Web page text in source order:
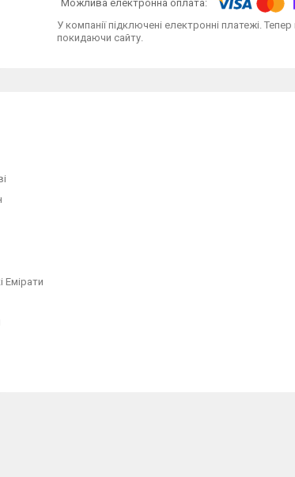
У компанії підключені електронні платежі.
покидаючи сайту.
Емірати